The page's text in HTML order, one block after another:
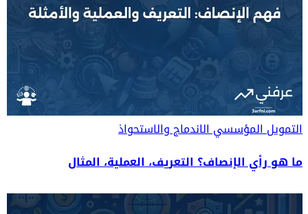
التمويل المؤسسيالاندماج والاستحواذ
ما هو رأي الإنصاف؟ التعريف، العملية، المثال